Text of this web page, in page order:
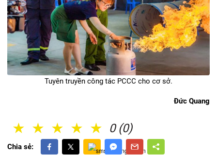
Tuyên truyền công tác PCCC cho cơ sở.
Đức Quang
0 (0)
5 Sao
4 Sao
3 Sao
2 Sao
1 Sao
Chia sẻ: